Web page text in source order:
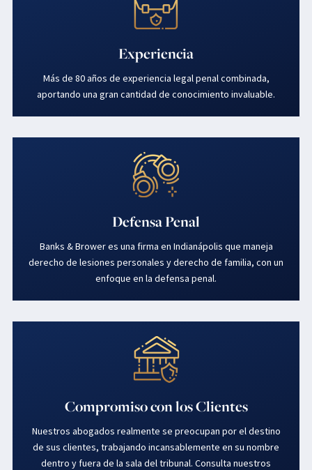
Experiencia
Más de 80 años de experiencia legal penal combinada,
aportando una gran cantidad de conocimiento invaluable.
Defensa Penal
Banks & Brower es una firma en Indianápolis que maneja
derecho de lesiones personales y derecho de familia, con un
enfoque en la defensa penal.
Compromiso con los Clientes
Nuestros abogados realmente se preocupan por el destino
de sus clientes, trabajando incansablemente en su nombre
dentro y fuera de la sala del tribunal. Consulta nuestros